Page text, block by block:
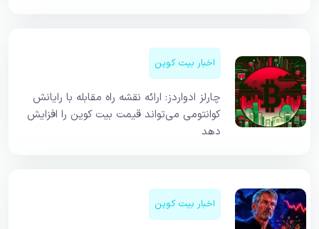
اخبار بیت کوین
چارلز ادواردز: ارائه نقشه راه مقابله با رایانش
کوانتومی می‌تواند قیمت بیت کوین را افزایش
دهد
اخبار بیت کوین